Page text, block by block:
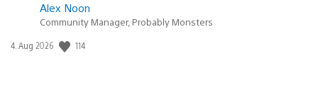
Alex Noon
Community Manager, Probably Monsters
Veröffentlichungsdatum:
4. Aug 2026 114